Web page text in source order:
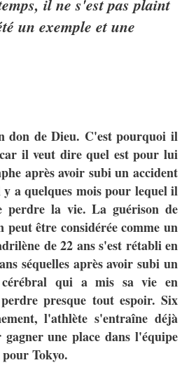
il ne s'est pas plaint
un exemple et une
don de Dieu. C'est pourquoi il
il veut dire quel est pour lui
après avoir subi un accident
a quelques mois pour lequel il
la vie. La guérison de
être considérée comme un
de 22 ans s'est rétabli en
séquelles après avoir subi un
cérébral qui a mis sa vie en
presque tout espoir. Six
l'athlète s'entraîne déjà
gagner une place dans l'équipe
Tokyo.